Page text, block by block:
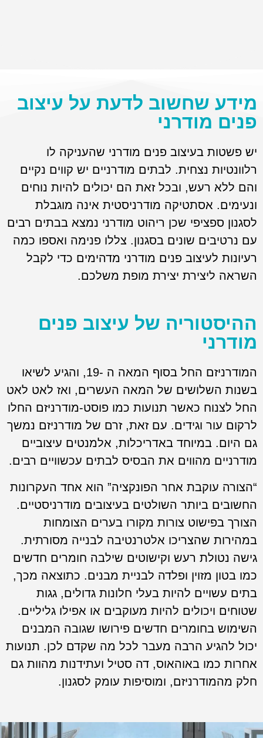
מידע שחשוב לדעת על עיצוב
פנים מודרני
יש פשטות בעיצוב פנים מודרני שהעניקה לו
רלוונטיות נצחית. לבתים מודרניים יש קווים נקיים
והם ללא רעש, ובכל זאת הם יכולים להיות נוחים
ונעימים. אסתטיקה מודרניסטית אינה מוגבלת
לסגנון ספציפי שכן ריהוט מודרני נמצא בבתים רבים
עם נרטיבים שונים בסגנון. צללו פנימה ואספו כמה
רעיונות לעיצוב פנים מודרני מדהימים כדי לקבל
השראה ליצירת יצירת מופת משלכם.
ההיסטוריה של עיצוב פנים
מודרני
המודרניזם החל בסוף המאה ה -19, והגיע לשיאו
בשנות השלושים של המאה העשרים, ואז לאט לאט
החל לצנוח כאשר תנועות כמו פוסט-מודרניזם החלו
לרקום עור וגידים. עם זאת, זרם של מודרניזם נמשך
גם היום. במיוחד באדריכלות, אלמנטים עיצוביים
מודרניים מהווים את הבסיס לבתים עכשוויים רבים.
“הצורה עוקבת אחר הפונקציה” הוא אחד העקרונות
החשובים ביותר השולטים בעיצובים מודרניסטיים.
הצורך בפישוט צורות מקורו בערים הצומחות
במהירות שהצריכו אלטרנטיבה לבנייה מסורתית.
גישה נטולת רעש וקישוטים שילבה חומרים חדשים
כמו בטון מזוין ופלדה לבניית מבנים. כתוצאה מכך,
בתים עשויים להיות בעלי חלונות גדולים, גגות
שטוחים ויכולים להיות מעוקבים או אפילו גליליים.
השימוש בחומרים חדשים פירושו שגובה המבנים
יכול להגיע הרבה מעבר לכל מה שקדם לכן. תנועות
אחרות כמו באוהאוס, דה סטיל ועתידנות מהוות גם
חלק מהמודרניזם, ומוסיפות עומק לסגנון.